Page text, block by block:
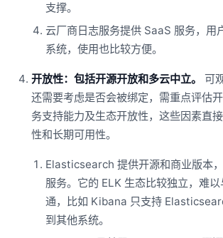
支撑。
云厂商日志服务提供 SaaS 服务，用
系统，使用也比较方便。
开放性：包括开源开放和多云中立。
可
还需要考虑是否会被绑定，需重点评估
务支持能力及生态开放性，这些因素直
性和长期可用性。
Elasticsearch 提供开源和商业版本
服务。它的 ELK 生态比较独立，难
通，比如 Kibana 只支持
到其他系统。